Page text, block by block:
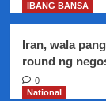
sa
IBANG BANSA
Iran, wala
round ng
0
National